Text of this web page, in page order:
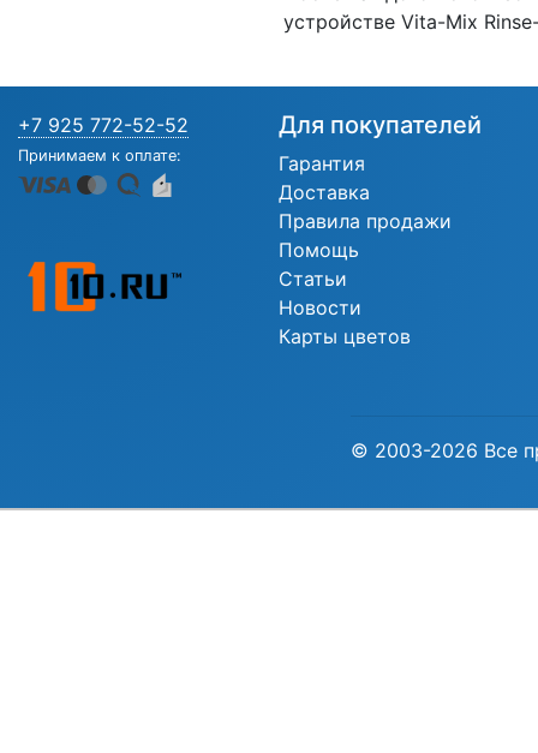
устройстве Vita-Mix
+7 925 772-52-52
Принимаем к оплате:
Для покупателей
Гарантия
Доставка
Правила продажи
Помощь
Статьи
Новости
Карты цветов
© 2003-2026 Все